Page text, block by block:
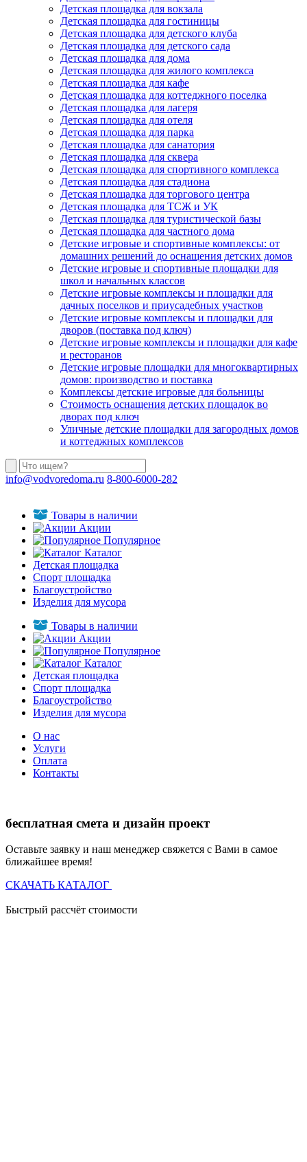
Детская площадка для вокзала
Детская площадка для гостиницы
Детская площадка для детского клуба
Детская площадка для детского сада
Детская площадка для дома
Детская площадка для жилого комплекса
Детская площадка для кафе
Детская площадка для коттеджного поселка
Детская площадка для лагеря
Детская площадка для отеля
Детская площадка для парка
Детская площадка для санатория
Детская площадка для сквера
Детская площадка для спортивного комплекса
Детская площадка для стадиона
Детская площадка для торгового центра
Детская площадка для ТСЖ и УК
Детская площадка для туристической базы
Детская площадка для частного дома
Детские игровые и спортивные комплексы: от
домашних решений до оснащения детских домов
Детские игровые и спортивные площадки для
школ и начальных классов
Детские игровые комплексы и площадки для
дачных поселков и приусадебных участков
Детские игровые комплексы и площадки для
дворов (поставка под ключ)
Детские игровые комплексы и площадки для кафе
и ресторанов
Детские игровые площадки для многоквартирных
домов: производство и поставка
Комплексы детские игровые для больницы
Стоимость оснащения детских площадок во
дворах под ключ
Уличные детские площадки для загородных домов
и коттеджных комплексов
info@vodvoredoma.ru 8-800-6000-282
Товары в наличии
Акции
Популярное
Каталог
Детская площадка
Спорт площадка
Благоустройство
Изделия для мусора
Товары в наличии
Акции
Популярное
Каталог
Детская площадка
Спорт площадка
Благоустройство
Изделия для мусора
О нас
Услуги
Оплата
Контакты
бесплатная смета и дизайн проект
Оставьте заявку и наш менеджер свяжется с Вами в самое
ближайшее время!
СКАЧАТЬ КАТАЛОГ
Быстрый рассчёт стоимости